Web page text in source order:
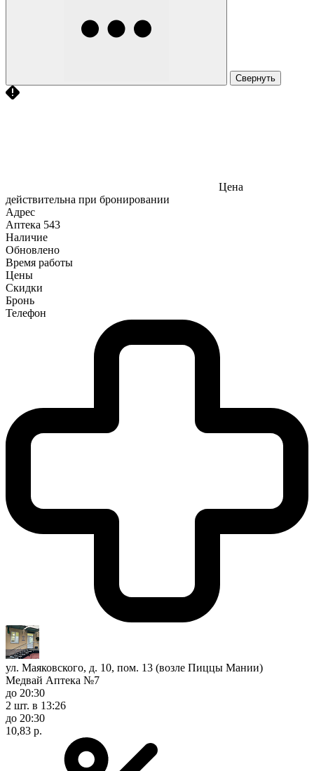
Свернуть
Цена
действительна при бронировании
Адрес
Аптека 543
Наличие
Обновлено
Время работы
Цены
Скидки
Бронь
Телефон
ул. Маяковского, д. 10, пом. 13 (возле Пиццы Мании)
Медвай Аптека №7
до 20:30
2 шт. в 13:26
до 20:30
10,83 р.